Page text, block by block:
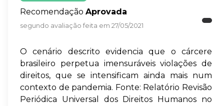
Recomendação Aprovada
segundo avaliação feita em 27/05/2021
O cenário descrito evidencia que o cárcere
brasileiro perpetua imensuráveis violações de
direitos, que se intensificam ainda mais num
contexto de pandemia. Fonte: Relatório Revisão
Periódica Universal dos Direitos Humanos no